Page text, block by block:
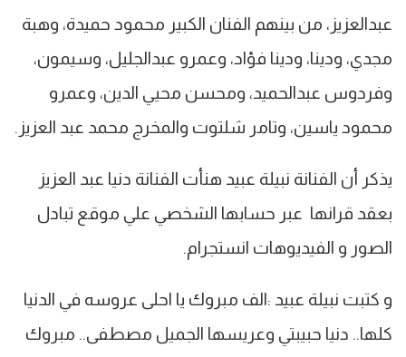
عبدالعزيز، من بينهم الفنان الكبير محمود حميدة، وهبة
مجدي، ودينا، ودينا فؤاد، وعمرو عبدالجليل، وسيمون،
وفردوس عبدالحميد، ومحسن محيي الدين، وعمرو
محمود ياسين، وتامر شلتوت والمخرج محمد عبد العزيز.
يذكر أن الفنانة نبيلة عبيد هنأت الفنانة دنيا عبد العزيز
بعقد قرانها عبر حسابها الشخصي علي موقع تبادل
الصور و الفيديوهات انستجرام.
و كتبت نبيلة عبيد :الف مبروك يا احلى عروسه في الدنيا
كلها.. دنيا حبيبتي وعريسها الجميل مصطفى.. مبروك